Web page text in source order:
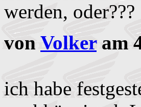
werden, oder???
von Volkeram
ich habe